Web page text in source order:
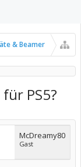
& Beamer
PS5?
McDreamy80
Gast